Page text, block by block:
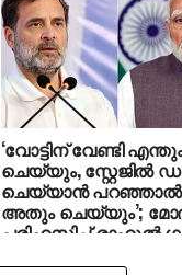
ഗാന്ധി
‘വോട്ടിന് വേണ്ടി
ചെയ്യും, സ്റ്റേജിൽ
ചെയ്യാൻ പറഞ്ഞാൽ
അതും ചെയ്യും’;
പരിഹസിച്ച് രാഹുൽ